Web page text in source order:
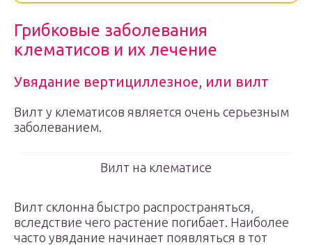
Грибковые заболевания
клематисов и их лечение
Увядание вертициллезное, или вилт
Вилт у клематисов является очень серьезным
заболеванием.
Вилт на клематисе
Вилт склонна быстро распространяться,
вследствие чего растение погибает. Наиболее
часто увядание начинает появляться в тот